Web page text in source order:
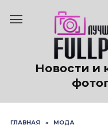
содержанию
Новости и
ГЛАВНАЯ » МОДА